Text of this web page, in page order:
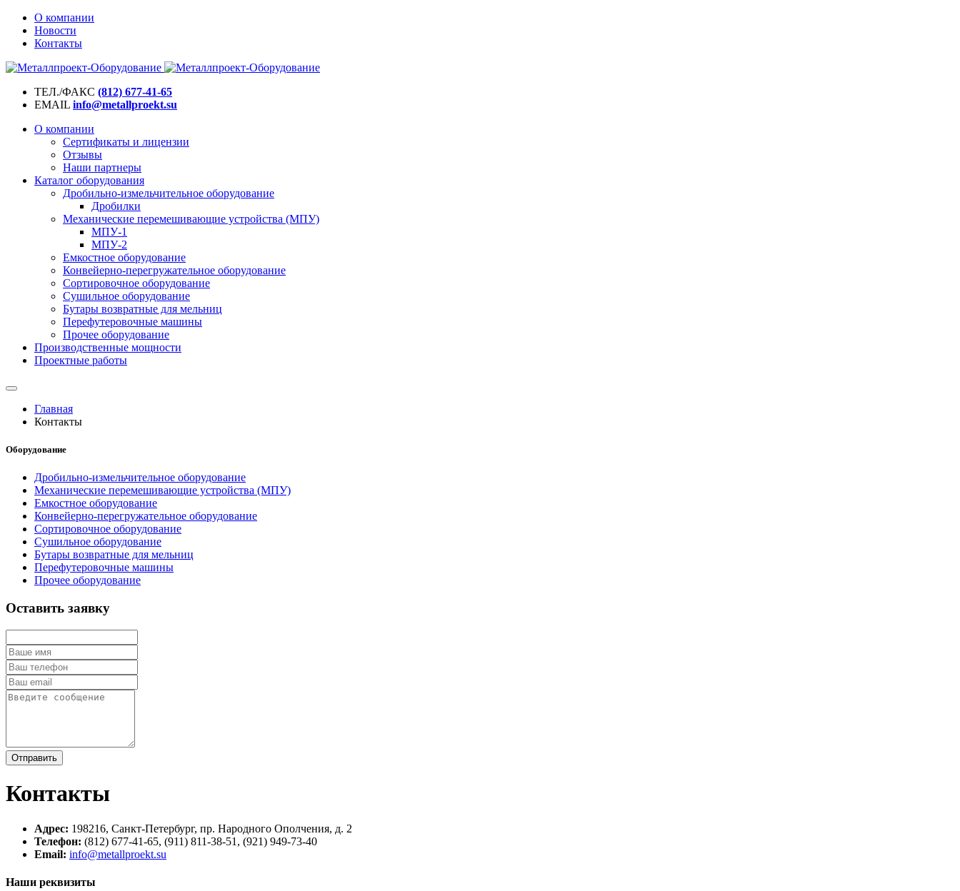
О компании
Новости
Контакты
ТЕЛ./ФАКС (812) 677-41-65
EMAIL info@metallproekt.su
О компании
Сертификаты и лицензии
Отзывы
Наши партнеры
Каталог оборудования
Дробильно-измельчительное оборудование
Дробилки
Механические перемешивающие устройства (МПУ)
МПУ-1
МПУ-2
Емкостное оборудование
Конвейерно-перегружательное оборудование
Сортировочное оборудование
Сушильное оборудование
Бутары возвратные для мельниц
Перефутеровочные машины
Прочее оборудование
Производственные мощности
Проектные работы
Главная
Контакты
Оборудование
Дробильно-измельчительное оборудование
Механические перемешивающие устройства (МПУ)
Емкостное оборудование
Конвейерно-перегружательное оборудование
Сортировочное оборудование
Сушильное оборудование
Бутары возвратные для мельниц
Перефутеровочные машины
Прочее оборудование
Оставить заявку
Отправить
Контакты
Адрес: 198216, Санкт-Петербург, пр. Народного Ополчения, д. 2
Телефон: (812) 677-41-65, (911) 811-38-51, (921) 949-73-40
Email: info@metallproekt.su
Наши реквизиты